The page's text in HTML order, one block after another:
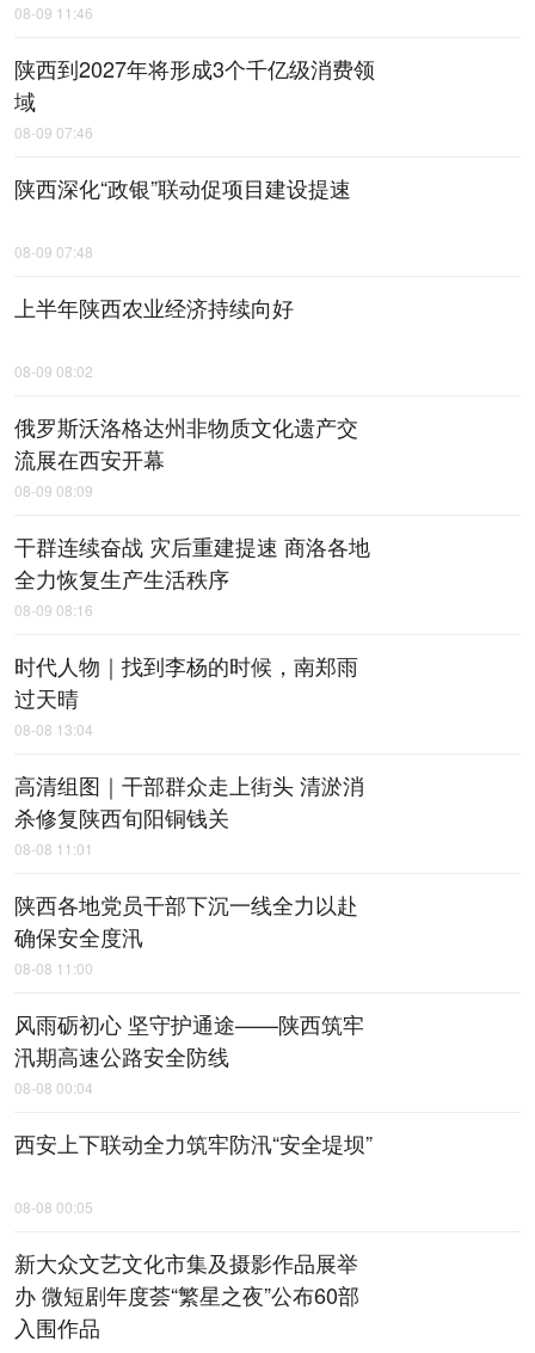
08-09 11:46
陕西到2027年将形成3个千亿级消费领
域
08-09 07:46
陕西深化“政银”联动促项目建设提速
08-09 07:48
上半年陕西农业经济持续向好
08-09 08:02
俄罗斯沃洛格达州非物质文化遗产交
流展在西安开幕
08-09 08:09
干群连续奋战 灾后重建提速 商洛各地
全力恢复生产生活秩序
08-09 08:16
时代人物｜找到李杨的时候，南郑雨
过天晴
08-08 13:04
高清组图｜干部群众走上街头 清淤消
杀修复陕西旬阳铜钱关
08-08 11:01
陕西各地党员干部下沉一线全力以赴
确保安全度汛
08-08 11:00
风雨砺初心 坚守护通途——陕西筑牢
汛期高速公路安全防线
08-08 00:04
西安上下联动全力筑牢防汛“安全堤坝”
08-08 00:05
新大众文艺文化市集及摄影作品展举
办 微短剧年度荟“繁星之夜”公布60部
入围作品